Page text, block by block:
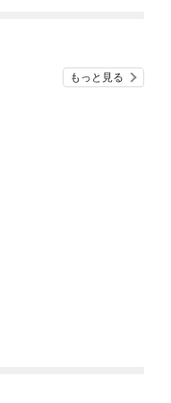
もっと見る